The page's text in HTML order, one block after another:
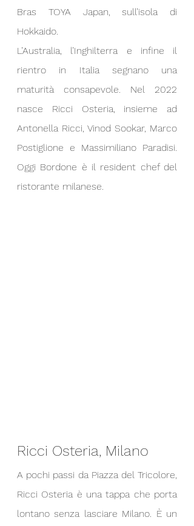
Bras TOYA Japan, sull’isola di
Hokkaido.
L’Australia, l’Inghilterra e infine il
rientro in Italia segnano una
maturità consapevole. Nel 2022
nasce Ricci Osteria, insieme ad
Antonella Ricci, Vinod Sookar, Marco
Postiglione e Massimiliano Paradisi.
Oggi Bordone è il resident chef del
ristorante milanese.
Ricci Osteria, Milano
A pochi passi da Piazza del Tricolore,
Ricci Osteria è una tappa che porta
lontano senza lasciare Milano. È un